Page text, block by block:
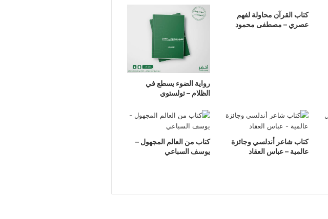
كتاب القرآن محاولة لفهم
عصري – مصطفى محمود
رواية الضوء يسطع في
الظلام – تولستوي
كتاب شاعر أندلسي وجائزة
عالمية – عباس العقاد
كتاب من العالم المجهول –
يوسف السباعي